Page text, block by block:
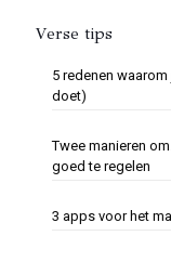
Verse tips
5 redenen waarom
doet)
Twee manieren
goed te regelen
3 apps voor het